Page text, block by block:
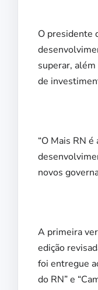
O presidente
superar,
de
“O Mais RN
novos
A primeira
edição
foi entregue
do RN” e